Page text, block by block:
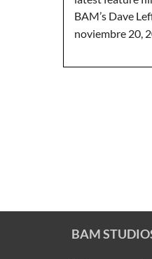
BAM’s Dave
noviembre 20,
BAM